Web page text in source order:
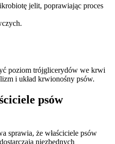
jelit, poprawiając proces
poziom trójglicerydów we krwi
i układ krwionośny psów.
psów
sprawia, że właściciele psów
niezbędnych